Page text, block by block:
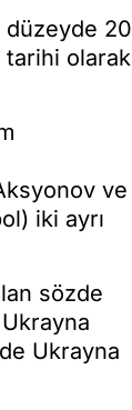
düzeyde 20
tarihi olarak
ve
iki ayrı
sözde
Ukrayna